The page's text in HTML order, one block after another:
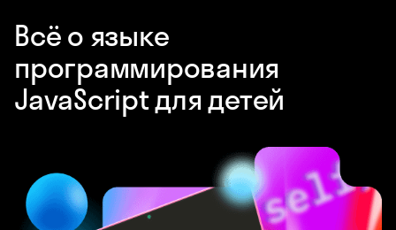
Всё о языке
программирования
JavaScript для детей